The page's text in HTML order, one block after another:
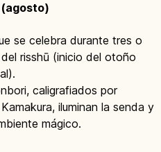
(agosto)
se celebra durante tres o
risshū (inicio del otoño
caligrafiados por
iluminan la senda y
mágico.